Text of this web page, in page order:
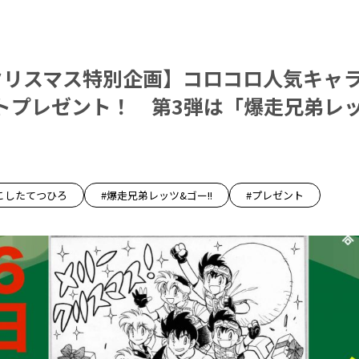
スマス特別企画】コロコロ人気キャ
プレゼント！ 第3弾は「爆走兄弟レ
したてつひろ #爆走兄弟レッツ&ゴー!! #プレゼント